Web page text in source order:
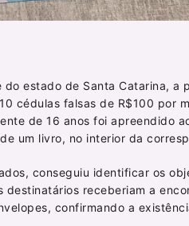
estado de Santa Catarina, a
cédulas falsas de R$100 por
de 16 anos foi apreendido
um livro, no interior da
conseguiu identificar os
receberiam a
confirmando a